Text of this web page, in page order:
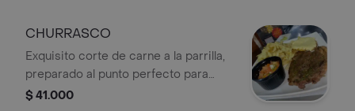
a la francesa y ensalada fresca de la
CHURRASCO
Exquisito corte de carne a la parrilla,
preparado al punto perfecto para
conservar toda su jugosidad y sabor.
$ 41.000